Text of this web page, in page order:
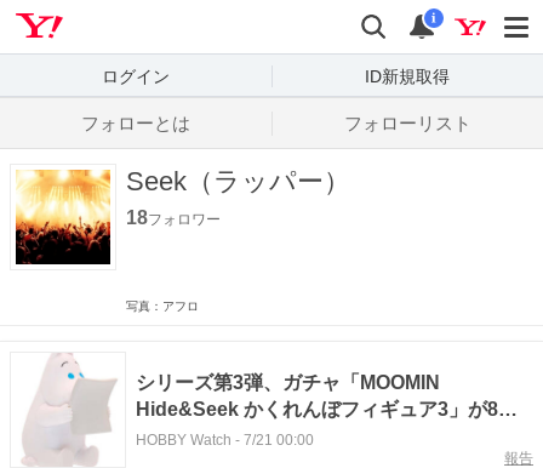
検索
通知
i
ログイン ID新規取得
フォローとは フォローリスト
Seek（ラッパー）
18フォロワー
写真：アフロ
シリーズ第3弾、ガチャ「MOOMIN
Hide&Seek かくれんぼフィギュア3」が8月
下旬に発売。全4種が登場
HOBBY Watch - 7/21 00:00
報告